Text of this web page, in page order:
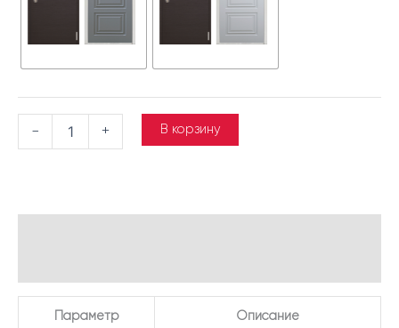
- + В корзину
Параметр Описание